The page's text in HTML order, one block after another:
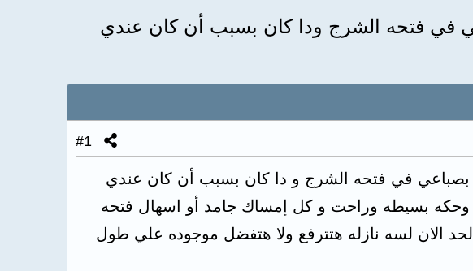
في فتحه الشرج ودا كان بسبب أن كان عندي
#1
بصباعي في فتحه الشرج و دا كان بسبب أن كان عندي
بسيطه وراحت و كل إمساك جامد أو اسهال فتحه
الان لسه نازله هتترفع ولا هتفضل موجوده علي طول